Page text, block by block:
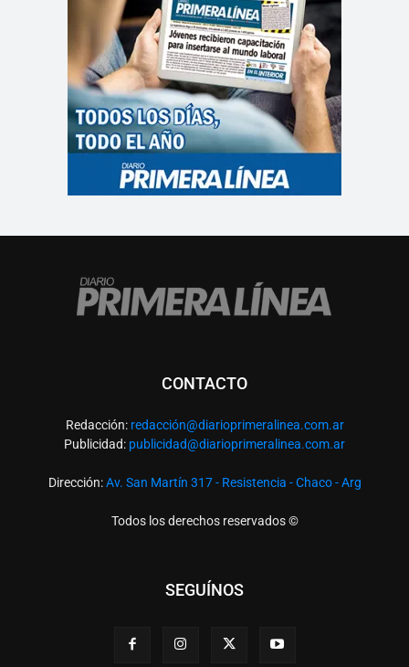
CONTACTO
Redacción: redacción@diarioprimeralinea.com.ar
Publicidad: publicidad@diarioprimeralinea.com.ar
Dirección:Av. San Martín 317 - Resistencia - Chaco - Arg
Todos los derechos reservados ©
SEGUÍNOS